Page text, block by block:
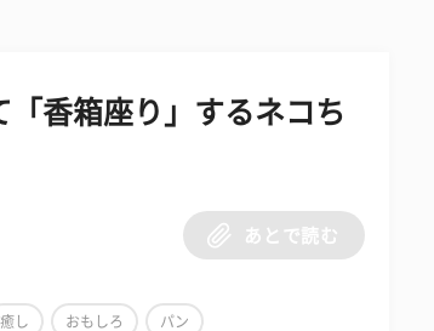
香箱座り」するネコち
あとで読む
癒し おもしろ パン